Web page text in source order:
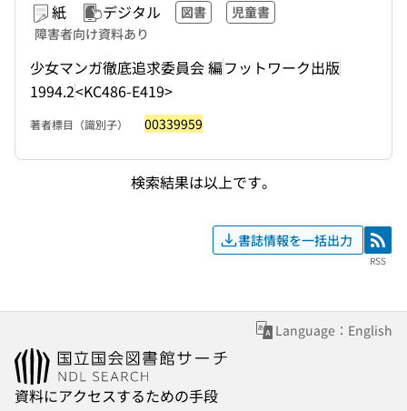
紙 デジタル 図書
児童書
障害者向け資料あり
少女マンガ徹底追求委員会 編フットワーク出版
1994.2<KC486-E419>
著者標目（識別子） 00339959
検索結果は以上です。
書誌情報を一括出力 RSS
RSS
Language：English
資料にアクセスするための手段